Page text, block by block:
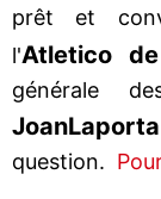
prêt et
l'Atletico
générale
JoanLaporta
question.